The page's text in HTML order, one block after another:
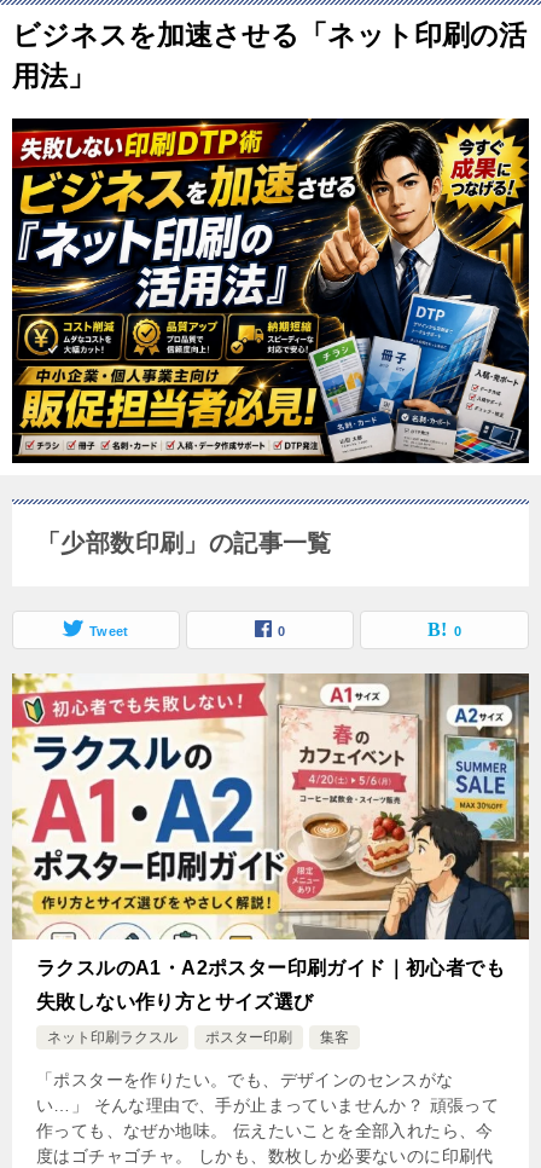
ビジネスを加速させる「ネット印刷の活
用法」
「少部数印刷」の記事一覧
Tweet 0 0
ラクスルのA1・A2ポスター印刷ガイド｜初心者でも
失敗しない作り方とサイズ選び
ネット印刷ラクスル ポスター印刷 集客
「ポスターを作りたい。でも、デザインのセンスがな
い…」 そんな理由で、手が止まっていませんか？ 頑張って
作っても、なぜか地味。 伝えたいことを全部入れたら、今
度はゴチャゴチャ。 しかも、数枚しか必要ないのに印刷代